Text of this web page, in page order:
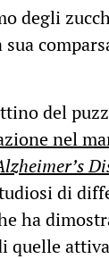
degli
del
nel
di
ha
quelle